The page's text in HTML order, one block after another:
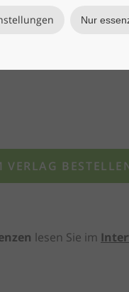
Nur
VERLAG
lesen Sie im